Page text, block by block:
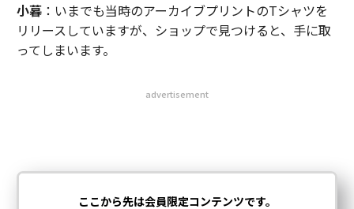
小暮：いまでも当時のアーカイブプリントのTシャツを
リリースしていますが、ショップで見つけると、手に取
ってしまいます。
advertisement